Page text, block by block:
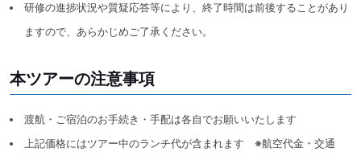
研修の進捗状況や質疑応答等により、終了時間は前後することがあり
ますので、あらかじめご了承ください。
本ツアーの注意事項
渡航・ご宿泊のお手続き・手配は各自でお願いいたします
上記価格にはツアー中のランチ代が含まれます ※航空代金・交通